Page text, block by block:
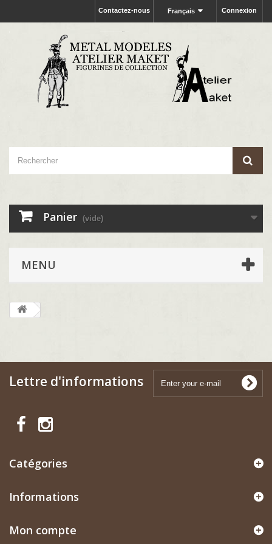
Connexion
Français
Contactez-nous
Panier (vide)
MENU
Lettre d'informations
Catégories
Informations
Mon compte